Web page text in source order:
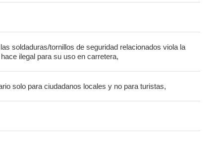
soldaduras/tornillos de seguridad relacionados viola la
ilegal para su uso en carretera,
solo para ciudadanos locales y no para turistas,